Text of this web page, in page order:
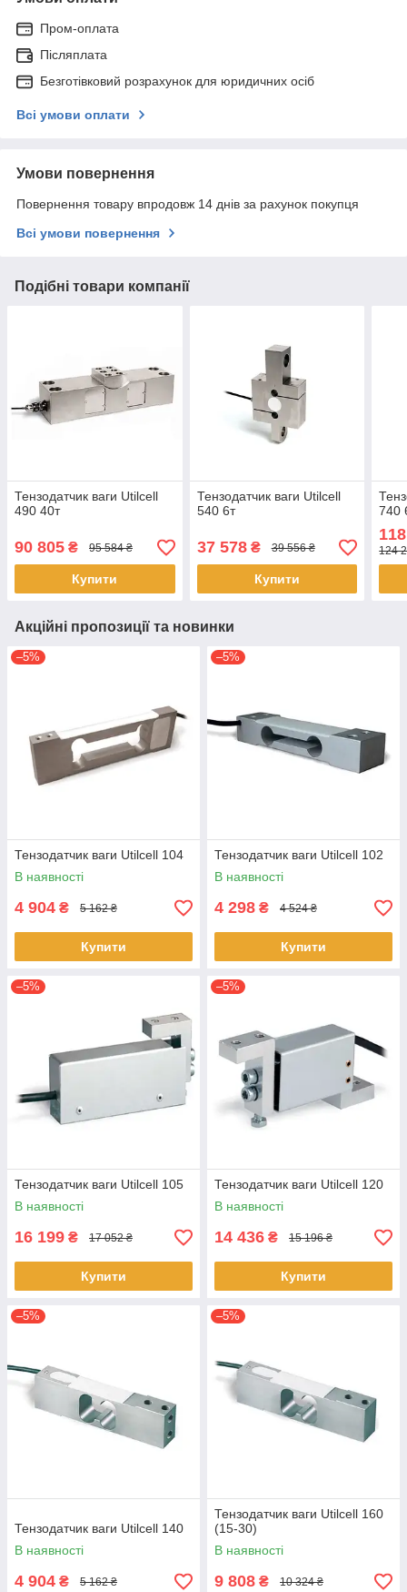
Пром-оплата
Післяплата
Безготівковий розрахунок для юридичних осіб
Всі умови оплати
Умови повернення
Повернення товару впродовж 14 днів за рахунок покупця
Всі умови повернення
Подібні товари компанії
Тензодатчик ваги Utilcell
490 40т
90 805 ₴ 95 584 ₴
Купити
Тензодатчик ваги Utilcell
540 6т
37 578₴ 39 556 ₴
Купити
740
124
Акційні пропозиції та новинки
–5%
Тензодатчик ваги Utilcell 104
В наявності
4 904 ₴ 5 162 ₴
Купити
–5%
Тензодатчик ваги Utilcell 102
В наявності
4 298 ₴ 4 524 ₴
Купити
–5%
Тензодатчик ваги Utilcell 105
В наявності
16 199 ₴ 17 052 ₴
Купити
–5%
Тензодатчик ваги Utilcell 120
В наявності
14 436 ₴ 15 196 ₴
Купити
–5%
Тензодатчик ваги Utilcell 140
В наявності
4 904 ₴ 5 162 ₴
–5%
Тензодатчик ваги Utilcell 160
(15-30)
В наявності
9 808 ₴ 10 324 ₴